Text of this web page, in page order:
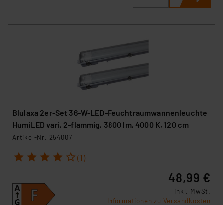
Blulaxa 2er-Set 36-W-LED-Feuchtraumwannenleuchte
HumiLED vari, 2-flammig, 3800 lm, 4000 K, 120 cm
Artikel-Nr. 254007
1 2 3 4 5 (1)
48,99 €
inkl. MwSt.
Informationen zu Versandkosten